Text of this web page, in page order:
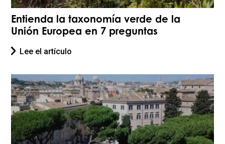
Entienda la taxonomía verde de la
Unión Europea en 7 preguntas
Lee el artículo